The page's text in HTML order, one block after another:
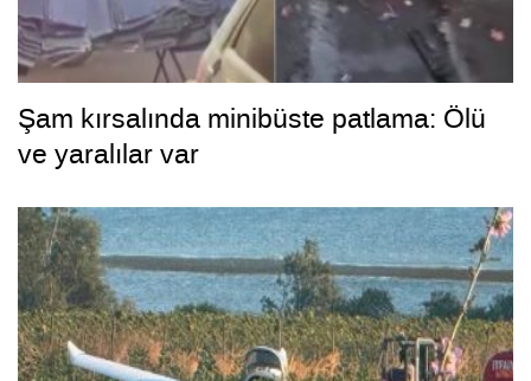
Şam kırsalında minibüste patlama: Ölü
ve yaralılar var